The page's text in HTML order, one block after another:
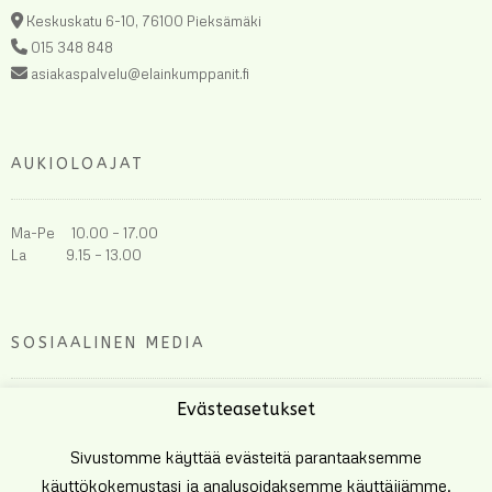
Keskuskatu 6-10, 76100 Pieksämäki
015 348 848
asiakaspalvelu@elainkumppanit.fi
AUKIOLOAJAT
Ma-Pe 10.00 – 17.00
La 9.15 – 13.00
SOSIAALINEN MEDIA
Evästeasetukset
Sivustomme käyttää evästeitä parantaaksemme
käyttökokemustasi ja analysoidaksemme käyttäjiämme.